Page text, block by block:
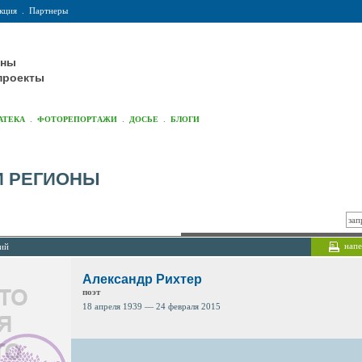
Партнеры
ФОТОРЕПОРТАЖИ ДОСЬЕ БЛОГИ
РЕГИОНЫ
Александр Рихтер
поэт
18 апреля 1939 — 24 февраля 2015